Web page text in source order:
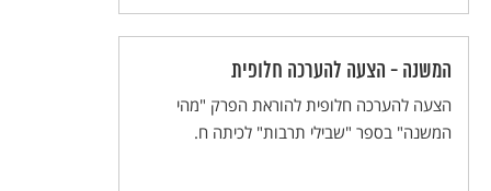
המשנה - הצעה להערכה חלופית
הצעה להערכה חלופית להוראת הפרק "מהי
המשנה" בספר "שבילי תרבות" לכיתה ח.